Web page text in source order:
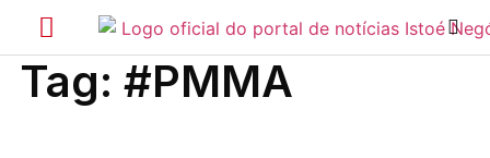
Tag: #PMMA